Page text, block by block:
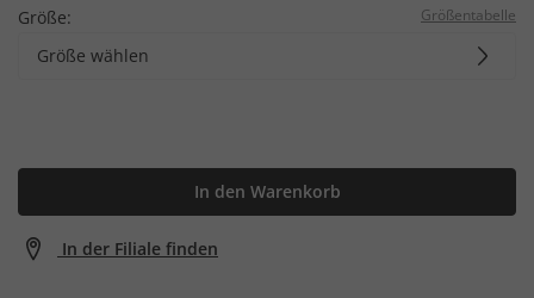
Größe: Größentabelle
Größe wählen
In den Warenkorb
In der Filiale finden